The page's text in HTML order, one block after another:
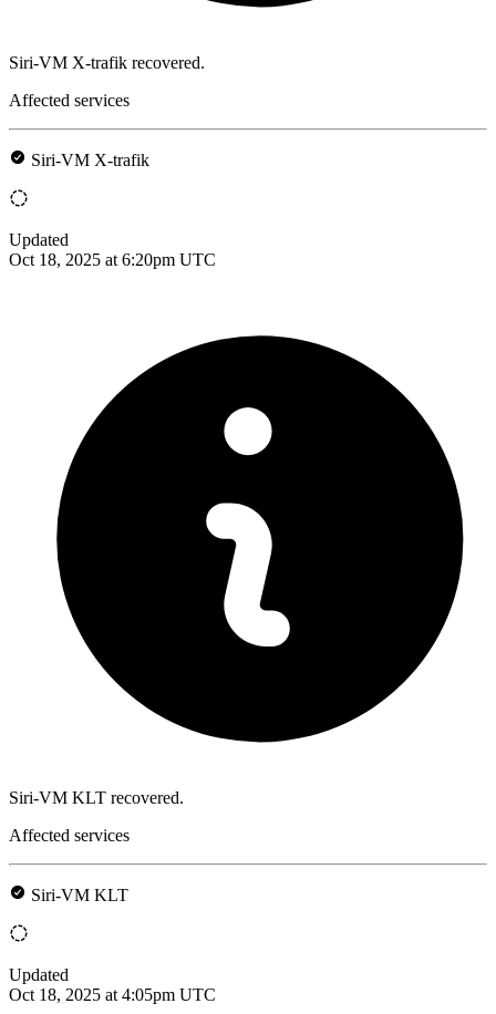
Siri-VM X-trafik recovered.
Affected services
Siri-VM X-trafik
Updated
Oct 18, 2025 at 6:20pm UTC
Siri-VM KLT recovered.
Affected services
Siri-VM KLT
Updated
Oct 18, 2025 at 4:05pm UTC